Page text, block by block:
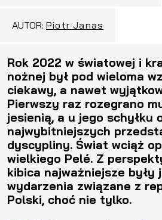
AUTOR: Piotr Janas
Rok 2022 w światowej i
nożnej był pod wieloma
ciekawy, a nawet
Pierwszy raz rozegrano
jesienią, a u jego schyłku
najwybitniejszych
dyscypliny. Świat wciąż
wielkiego Pelé. Z
kibica najważniejsze były
wydarzenia związane z
Polski, choć nie tylko.